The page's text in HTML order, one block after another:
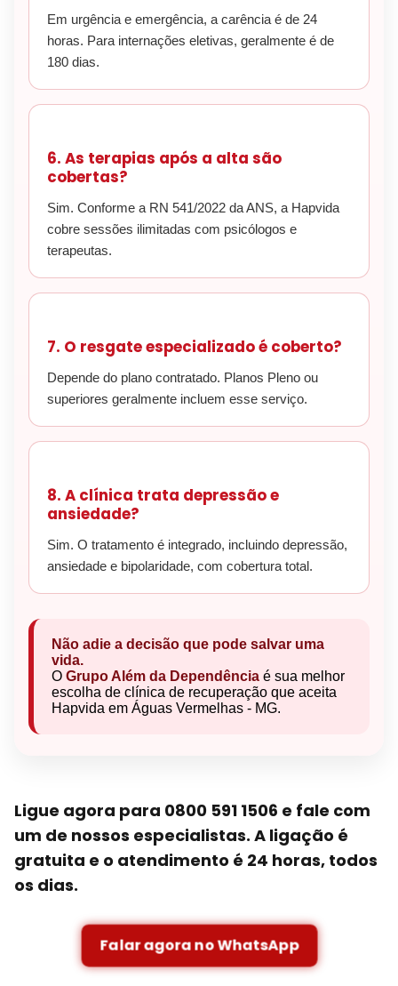
Em urgência e emergência, a carência é de 24
horas. Para internações eletivas, geralmente é de
180 dias.
6. As terapias após a alta são
cobertas?
Sim. Conforme a RN 541/2022 da ANS, a Hapvida
cobre sessões ilimitadas com psicólogos e
terapeutas.
7. O resgate especializado é coberto?
Depende do plano contratado. Planos Pleno ou
superiores geralmente incluem esse serviço.
8. A clínica trata depressão e
ansiedade?
Sim. O tratamento é integrado, incluindo depressão,
ansiedade e bipolaridade, com cobertura total.
Não adie a decisão que pode salvar uma
vida.
O Grupo Além da Dependência é sua melhor
escolha de clínica de recuperação que aceita
Hapvida em Águas Vermelhas - MG.
Ligue agora para 0800 591 1506 e fale com
um de nossos especialistas. A ligação é
gratuita e o atendimento é 24 horas, todos
os dias.
Falar agora no WhatsApp